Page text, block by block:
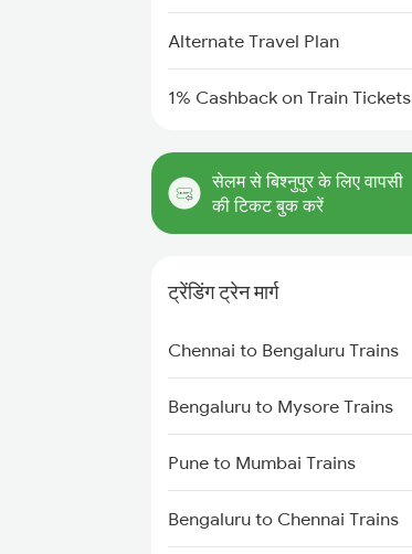
Alternate Travel Plan
1% Cashback on Train Tickets
सेलम से बिश्नुपुर के लिए वापसी
की टिकट बुक करें
ट्रेंडिंग ट्रेन मार्ग
Chennai to Bengaluru Trains
Bengaluru to Mysore Trains
Pune to Mumbai Trains
Bengaluru to Chennai Trains